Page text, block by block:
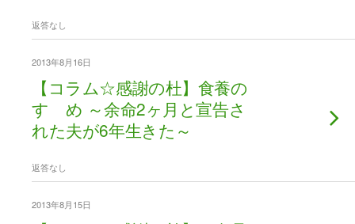
返答なし
2013年8月16日
【コラム☆感謝の杜】食養の
すゝめ ～余命2ヶ月と宣告さ
れた夫が6年生きた～
返答なし
2013年8月15日